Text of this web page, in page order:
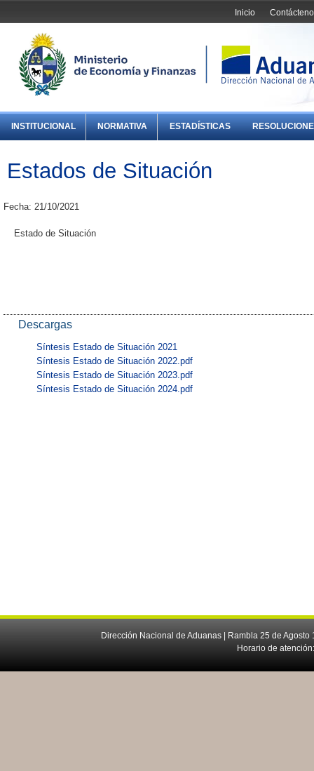
Inicio
INSTITUCIONAL NORMATIVA ESTADÍSTICAS
Estados de Situación
Fecha: 21/10/2021
Estado de Situación
Descargas
Síntesis Estado de Situación 2021
Síntesis Estado de Situación 2022.pdf
Síntesis Estado de Situación 2023.pdf
Síntesis Estado de Situación 2024.pdf
Dirección Nacional de Aduanas | Rambla 25 de
Horario de